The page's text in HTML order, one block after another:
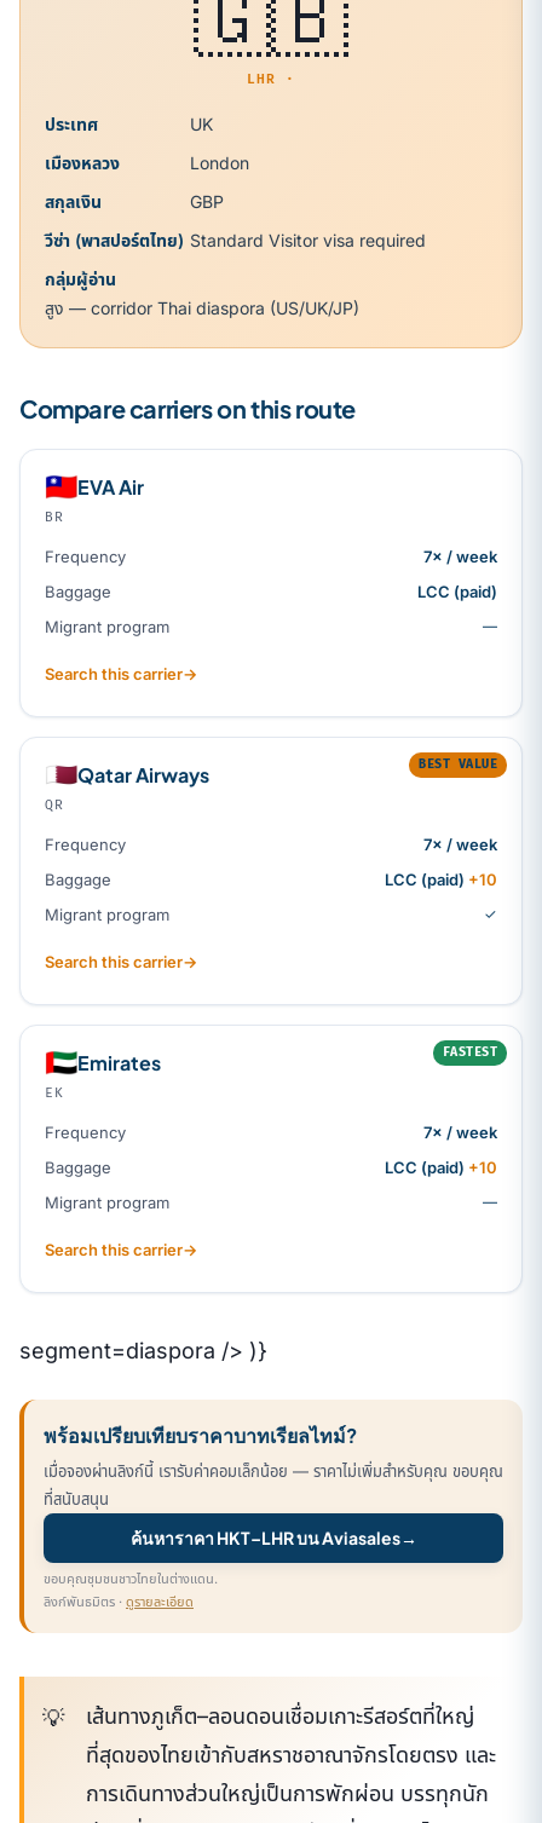
LHR ·
ประเทศ
UK
เมืองหลวง
London
สกุลเงิน
GBP
วีซ่า (พาสปอร์ตไทย) Standard Visitor visa required
กลุ่มผู้อ่าน
สูง — corridor Thai diaspora (US/UK/JP)
Compare carriers on this route
🇹🇼EVA Air
BR
Frequency
7× / week
Baggage
LCC (paid)
Migrant program
—
Search this carrier→
BEST VALUE
🇶🇦Qatar Airways
QR
Frequency
7× / week
Baggage
LCC (paid) +10
Migrant program
✓
Search this carrier→
FASTEST
🇦🇪Emirates
EK
Frequency
7× / week
Baggage
LCC (paid) +10
Migrant program
—
Search this carrier→
segment=diaspora /> )}
พร้อมเปรียบเทียบราคาบาทเรียลไทม์?
เมื่อจองผ่านลิงก์นี้ เรารับค่าคอมเล็กน้อย — ราคาไม่เพิ่มสำหรับคุณ ขอบคุณ
ที่สนับสนุน
ค้นหาราคา HKT–LHR บน Aviasales→
ขอบคุณชุมชนชาวไทยในต่างแดน.
ลิงก์พันธมิตร · ดูรายละเอียด
เส้นทางภูเก็ต–ลอนดอนเชื่อมเกาะรีสอร์ตที่ใหญ่
ที่สุดของไทยเข้ากับสหราชอาณาจักรโดยตรง และ
การเดินทางส่วนใหญ่เป็นการพักผ่อน บรรทุกนัก